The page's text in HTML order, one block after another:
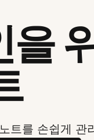
을
트를 손쉽게 관